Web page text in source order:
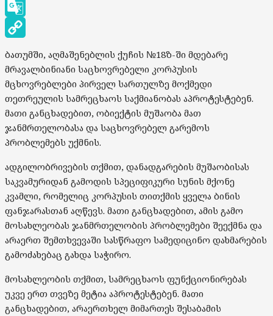
Telegram
Google
Translate
Copy
Link
ბათუმში, აღმაშენებლის ქუჩის №18ზ-ში მდებარე
მრავალბინიანი საცხოვრებელი კორპუსის
მცხოვრებლები პირველ სართულზე მოქმედი
თეთრეულის სამრეცხაოს საქმიანობას აპროტესტებენ.
მათი განცხადებით, ობიექტის მუშაობა მათ
ჯანმრთელობასა და საცხოვრებელ გარემოს
პრობლემებს უქმნის.
ადგილობრივების თქმით, დანადგარების მუშაობისას
საკვამურიდან გამოდის სპეციფიკური სუნის მქონე
კვამლი, რომელიც კორპუსის თითქმის ყველა ბინის
ფანჯარასთან აღწევს. მათი განცხადებით, ამის გამო
მოსახლეობას ჯანმრთელობის პრობლემები შეექმნა და
არაერთ შემთხვევაში სასწრაფო სამედიცინო დახმარების
გამოძახებაც გახდა საჭირო.
მოსახლეობის თქმით, სამრეცხაოს ფუნქციონირებას
უკვე ერთ თვეზე მეტია აპროტესტებენ. მათი
განცხადებით, არაერთხელ მიმართეს შესაბამის